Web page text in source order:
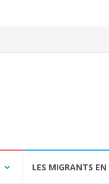
LES MIGRANTS EN